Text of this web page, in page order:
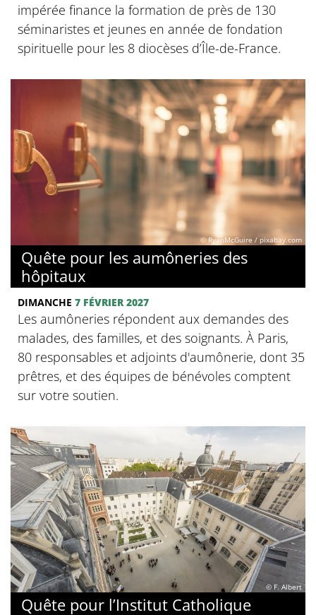
impérée finance la formation de près de 130
séminaristes et jeunes en année de fondation
spirituelle pour les 8 diocèses d’Île-de-France.
© RyanMcGuire / pixabay.com
Quête pour les aumôneries des
hôpitaux
DIMANCHE 7 FÉVRIER 2027
Les aumôneries répondent aux demandes des
malades, des familles, et des soignants. À Paris,
80 responsables et adjoints d'aumônerie, dont 35
prêtres, et des équipes de bénévoles comptent
sur votre soutien.
© F. Albert
Quête pour l’Institut Catholique